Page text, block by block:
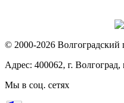
© 2000-2026 Волгоградский
Адрес: 400062, г.
Мы в соц. сетях